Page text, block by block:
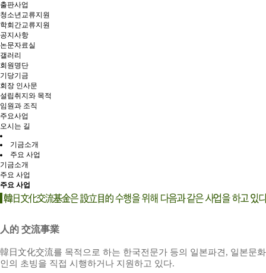
출판사업
청소년교류지원
학회간교류지원
공지사항
논문자료실
갤러리
회원명단
기당기금
회장 인사문
설립취지와 목적
임원과 조직
주요사업
오시는 길
기금소개
주요 사업
기금소개
주요 사업
주요 사업
人的 交流事業
韓日文化交流를 목적으로 하는 한국전문가 등의 일본파견, 일본문화
인의 초빙을 직접 시행하거나 지원하고 있다.